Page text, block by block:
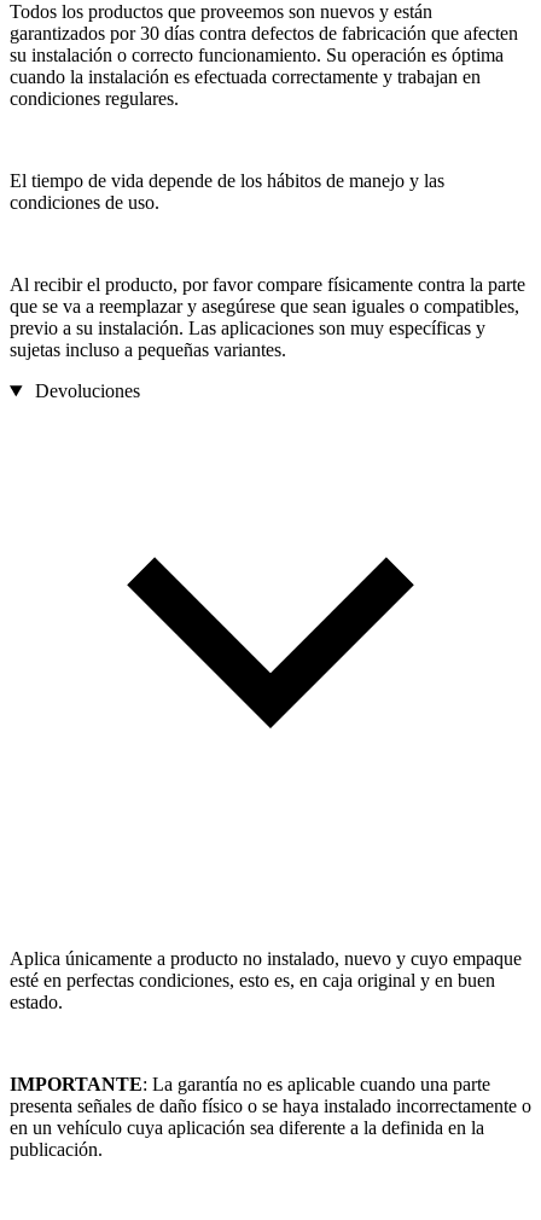
Todos los productos que proveemos son nuevos y están
garantizados por 30 días contra defectos de fabricación que afecten
su instalación o correcto funcionamiento. Su operación es óptima
cuando la instalación es efectuada correctamente y trabajan en
condiciones regulares.
El tiempo de vida depende de los hábitos de manejo y las
condiciones de uso.
Al recibir el producto, por favor compare físicamente contra la parte
que se va a reemplazar y asegúrese que sean iguales o compatibles,
previo a su instalación. Las aplicaciones son muy específicas y
sujetas incluso a pequeñas variantes.
Devoluciones
Aplica únicamente a producto no instalado, nuevo y cuyo empaque
esté en perfectas condiciones, esto es, en caja original y en buen
estado.
IMPORTANTE: La garantía no es aplicable cuando una parte
presenta señales de daño físico o se haya instalado incorrectamente o
en un vehículo cuya aplicación sea diferente a la definida en la
publicación.